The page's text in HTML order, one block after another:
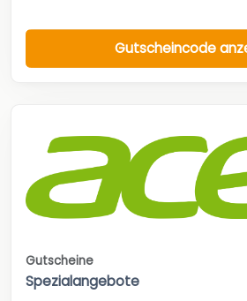
Gutscheincode
Gutscheine
Spezialangebote